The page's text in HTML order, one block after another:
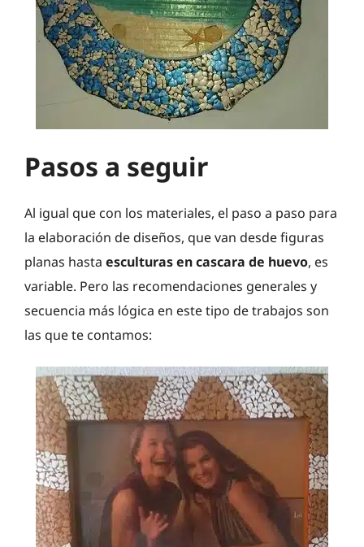
Pasos a seguir
Al igual que con los materiales, el paso a paso para
la elaboración de diseños, que van desde figuras
planas hasta esculturas en cascara de huevo, es
variable. Pero las recomendaciones generales y
secuencia más lógica en este tipo de trabajos son
las que te contamos: